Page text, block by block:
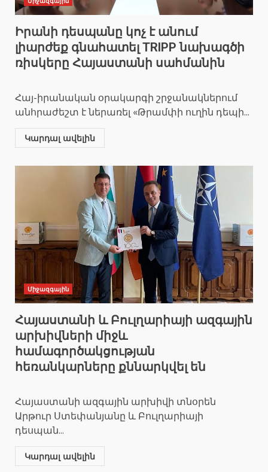
Իրանի դեսպանը կոչ է անում
լիարժեք գնահատել TRIPP նախագծի
ռիսկերը Հայաստանի սահմանին
Հայ-իրանական օրակարգի շրջանակներում
անհրաժեշտ է ներառել «Թրամփի ուղին դեպի...
Կարդալ ավելին
Միջազգային
Հայաստանի և Բուլղարիայի ազգային
արխիվների միջև
համագործակցության
հեռանկարները քննարկվել են
Հայաստանի ազգային արխիվի տնօրեն
Արթուր Ստեփանյանը և Բուլղարիայի
դեսպան...
Կարդալ ավելին